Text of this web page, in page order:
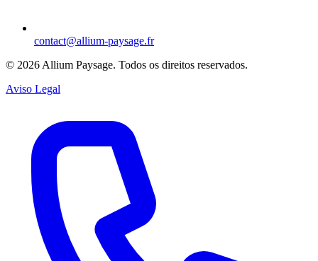
contact@allium-paysage.fr
© 2026 Allium Paysage. Todos os direitos reservados.
Aviso Legal